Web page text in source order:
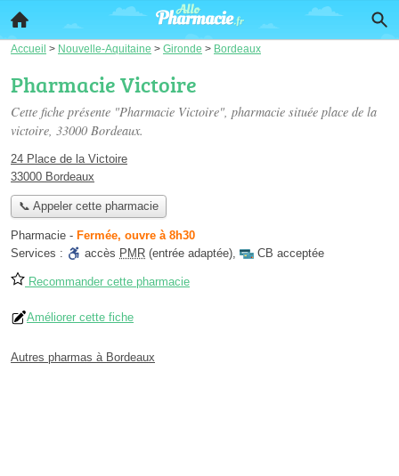
Accueil > Nouvelle-Aquitaine > Gironde > Bordeaux
Pharmacie Victoire
Cette fiche présente "Pharmacie Victoire", pharmacie située place de la
victoire, 33000 Bordeaux.
24 Place de la Victoire
33000 Bordeaux
📞 Appeler cette pharmacie
Pharmacie - Fermée, ouvre à 8h30
Services :
accès PMR (entrée adaptée), CB acceptée
Recommander cette pharmacie
Améliorer cette fiche
Autres pharmas à Bordeaux